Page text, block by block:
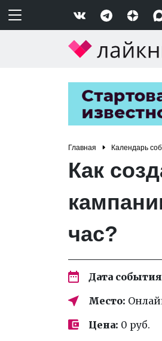
Главная Календарь
Как
час?
Дата
Место:
Цена: 0 руб.